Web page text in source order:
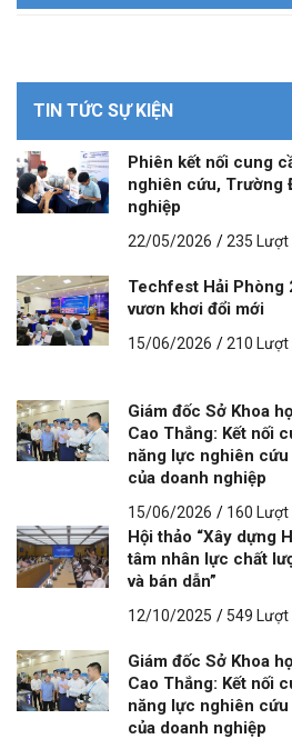
TIN TỨC SỰ KIỆN
Phiên kết nối cung
nghiên cứu, Trường
nghiệp
22/05/2026 /235 Lượt
Techfest Hải Phòng
vươn khơi đổi mới
15/06/2026 /210 Lượt
Giám đốc Sở Khoa
Cao Thắng: Kết nối
năng lực nghiên
của doanh nghiệp
15/06/2026 / 160 Lượt
Hội thảo “Xây dựng
tâm nhân lực chất
và bán dẫn”
12/10/2025 / 549 Lượt
Giám đốc Sở Khoa
Cao Thắng: Kết nối
năng lực nghiên
của doanh nghiệp